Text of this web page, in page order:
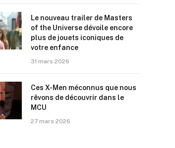
Le nouveau trailer de Masters
of the Universe dévoile encore
plus de jouets iconiques de
votre enfance
31 mars 2026
Ces X-Men méconnus que nous
rêvons de découvrir dans le
MCU
27 mars 2026